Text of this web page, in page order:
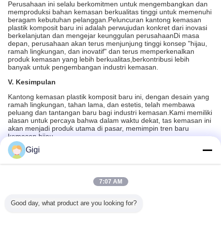
Perusahaan ini selalu berkomitmen untuk mengembangkan dan
memproduksi bahan kemasan berkualitas tinggi untuk memenuhi
beragam kebutuhan pelanggan.Peluncuran kantong kemasan
plastik komposit baru ini adalah perwujudan konkret dari inovasi
berkelanjutan dan mengejar keunggulan perusahaanDi masa
depan, perusahaan akan terus menjunjung tinggi konsep "hijau,
ramah lingkungan, dan inovatif" dan terus memperkenalkan
produk kemasan yang lebih berkualitas,berkontribusi lebih
banyak untuk pengembangan industri kemasan.
V. Kesimpulan
Kantong kemasan plastik komposit baru ini, dengan desain yang
ramah lingkungan, tahan lama, dan estetis, telah membawa
peluang dan tantangan baru bagi industri kemasan.Kami memiliki
alasan untuk percaya bahwa dalam waktu dekat, tas kemasan ini
akan menjadi produk utama di pasar, memimpin tren baru
kemasan hijau.
Produk yang Direkomendasikan
Gigi
7:07 AM
Good day, what product are you looking for?